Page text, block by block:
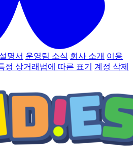
명서 운영팀 소식 회사 소개 이용
정 상거래법에 따른 표기
계정 삭제